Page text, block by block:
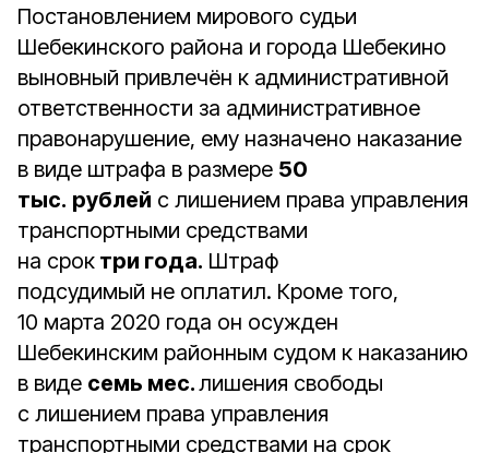
Постановлением мирового судьи
Шебекинского района и города Шебекино
выновный привлечён к административной
ответственности за административное
правонарушение, ему назначено наказание
в виде штрафа в размере 50
тыс. рублей с лишением права управления
транспортными средствами
на срок три года. Штраф
подсудимый не оплатил. Кроме того,
10 марта 2020 года он осужден
Шебекинским районным судом к наказанию
в виде семь мес.лишения свободы
с лишением права управления
транспортными средствами на срок